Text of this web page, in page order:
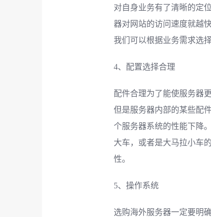
对自身业务有了清晰的定
器对网站的访问速度就越
我们可以根据业务需求选
4、配置选择合理
配件合理为了能使服务器
但是服务器内部的某些配
个服务器系统的性能下降
大车，或者是大马拉小车
性。
5、操作系统
选购海外服务器一定要明